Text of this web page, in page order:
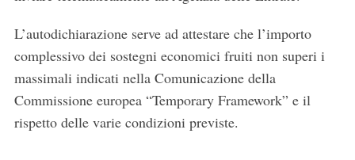
L’autodichiarazione serve ad attestare che l’importo
complessivo dei sostegni economici fruiti non superi i
massimali indicati nella Comunicazione della
Commissione europea “Temporary Framework” e il
rispetto delle varie condizioni previste.